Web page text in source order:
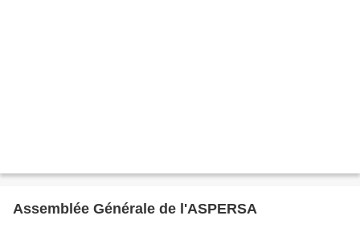
Assemblée Générale de l'ASPERSA